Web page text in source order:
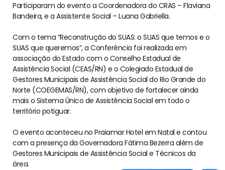
Participaram do evento a Coordenadora do CRAS – Flaviana
Bandeira, e a Assistente Social – Luana Gabriella.
Com o tema “Reconstrução do SUAS: o SUAS que temos e o
SUAS que queremos”, a Conferência foi realizada em
associação do Estado com o Conselho Estadual de
Assistência Social (CEAS/RN) e o Colegiado Estadual de
Gestores Municipais de Assistência Social do Rio Grande do
Norte (COEGEMAS/RN), com objetivo de fortalecer ainda
mais o Sistema Único de Assistência Social em todo o
território potiguar.
O evento aconteceu no Praiamar Hotel em Natal e contou
com a presença da Governadora Fátima Bezerra além de
Gestores Municipais de Assistência Social e Técnicos da
área.